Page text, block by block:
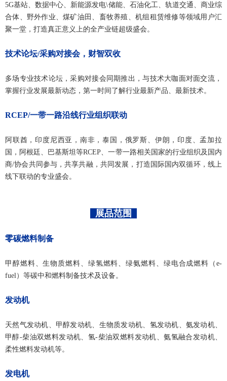
5G基站、数据中心、新能源发电\储能、石油化工、轨道交通、商业综
合体、野外作业、煤矿油田、畜牧养殖、机组租赁维修等领域用户汇
聚一堂，打造真正意义上的全产业链超级盛会。
技术论坛/采购对接会，财智双收
多场专业技术论坛，采购对接会同期推出，与技术大咖面对面交流，
掌握行业发展最新动态，第一时间了解行业最新产品、最新技术。
RCEP/一带一路沿线行业组织联动
阿联酋，印度尼西亚，南非，泰国，俄罗斯、伊朗，印度、孟加拉
国，阿根廷、巴基斯坦等RCEP、一带一路相关国家的行业组织及国内
商/协会共同参与，共享共融，共同发展，打造国际国内双循环，线上
线下联动的专业盛会。
展品范围
零碳燃料制备
甲醇燃料、生物质燃料、绿氢燃料、绿氨燃料、绿电合成燃料（e-
fuel）等碳中和燃料制备技术及设备。
发动机
天然气发动机、甲醇发动机、生物质发动机、氢发动机、氨发动机、
甲醇-柴油双燃料发动机、氢-柴油双燃料发动机、氨氢融合发动机、
柔性燃料发动机等。
发电机